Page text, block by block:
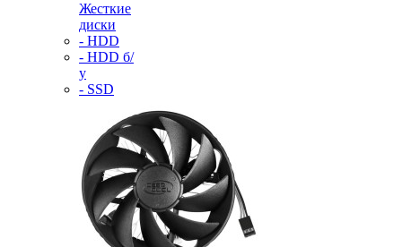
Жесткие
диски
- HDD
- HDD б/
у
- SSD